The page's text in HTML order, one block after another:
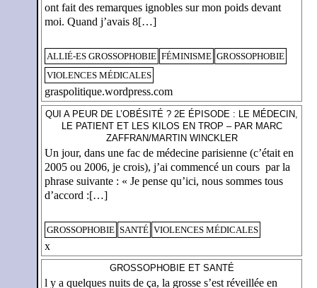
ont fait des remarques ignobles sur mon poids devant
moi. Quand j’avais 8[…]
ALLIÉ-ES GROSSOPHOBIE FÉMINISME GROSSOPHOBIE
VIOLENCES MÉDICALES
graspolitique.wordpress.com
QUI A PEUR DE L’OBÉSITÉ ? 2E ÉPISODE : LE MÉDECIN,
LE PATIENT ET LES KILOS EN TROP – PAR MARC
ZAFFRAN/MARTIN WINCKLER
Un jour, dans une fac de médecine parisienne (c’était en
2005 ou 2006, je crois), j’ai commencé un cours par la
phrase suivante : « Je pense qu’ici, nous sommes tous
d’accord :[…]
GROSSOPHOBIE SANTÉ VIOLENCES MÉDICALES
x
GROSSOPHOBIE ET SANTÉ
l y a quelques nuits de ça, la grosse s’est réveillée en